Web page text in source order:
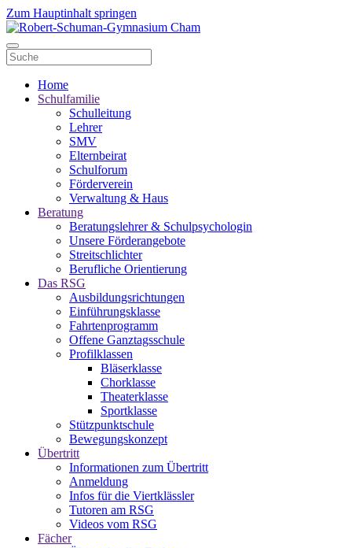
Zum Hauptinhalt springen
Home
Schulfamilie
Schulleitung
Lehrer
SMV
Elternbeirat
Schulforum
Förderverein
Verwaltung & Haus
Beratung
Beratungslehrer & Schulpsychologin
Unsere Förderangebote
Streitschlichter
Berufliche Orientierung
Das RSG
Ausbildungsrichtungen
Einführungsklasse
Fahrtenprogramm
Offene Ganztagsschule
Profilklassen
Bläserklasse
Chorklasse
Theaterklasse
Sportklasse
Stützpunktschule
Bewegungskonzept
Übertritt
Informationen zum Übertritt
Anmeldung
Infos für die Viertklässler
Tutoren am RSG
Videos vom RSG
Fächer